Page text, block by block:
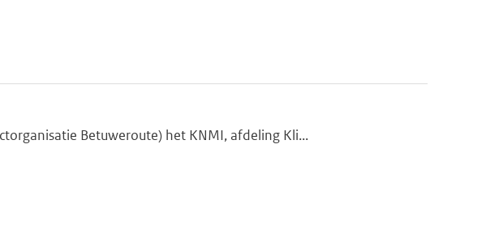
Betuweroute) het KNMI, afdeling Kli...